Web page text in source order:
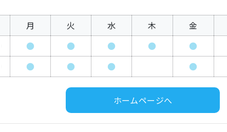
月 火 水 木 金
● ● ● ● ●
● ● ● ●
ホームページへ